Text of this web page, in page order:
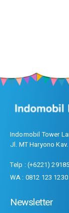
Indomobil Tower
Jl. MT Haryono
Telp : (+6221)
WA : 0812 123
Newsletter